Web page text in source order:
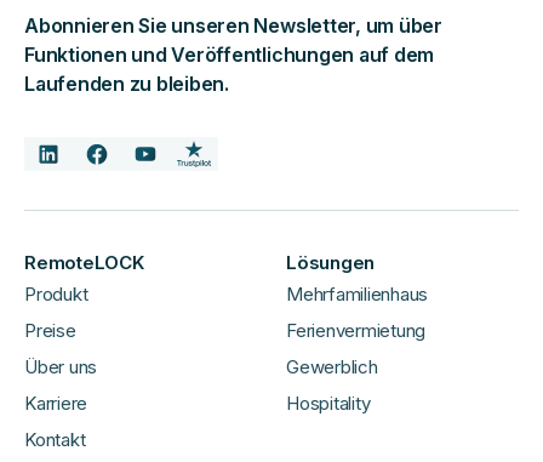
Abonnieren Sie unseren Newsletter, um über
Funktionen und Veröffentlichungen auf dem
Laufenden zu bleiben.
RemoteLOCK
Produkt
Preise
Über uns
Karriere
Kontakt
Lösungen
Mehrfamilienhaus
Ferienvermietung
Gewerblich
Hospitality